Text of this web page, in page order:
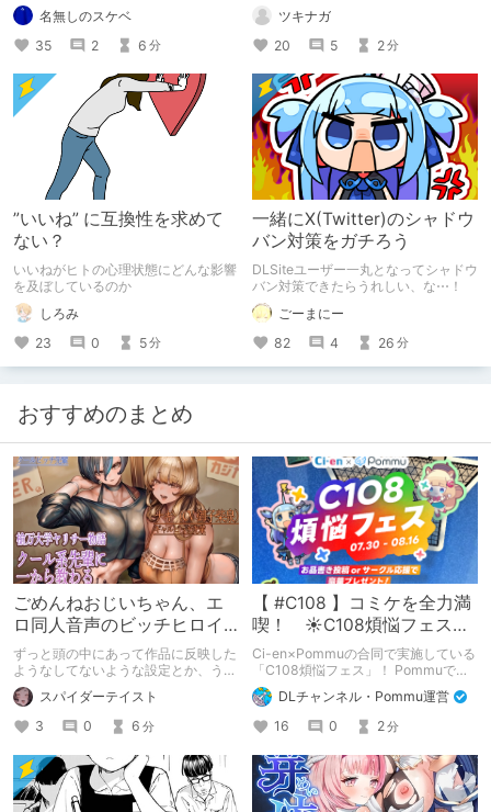
名無しのスケベ
35
2 6 分
ツキナガ
20
5 2分
”いいね” に互換性を求めて
ない？
いいねがヒトの心理状態にどんな影響
を及ぼしているのか
しろみ
23
0 5分
一緒にX(Twitter)のシャドウ
バン対策をガチろう
DLSiteユーザー一丸となってシャドウ
バン対策できたらうれしい、な⋯！
ごーまにー
82
4 26 分
おすすめのまとめ
ごめんねおじいちゃん、エ
ロ同人音声のビッチヒロイ
ンに名前使って～過去作品
コンセプトを思い出そう～
ずっと頭の中にあって作品に反映した
ようなしてないような設定とか、うち
のヒロイン達の名づけの法則とかを頭
の中の映●研の金●さんに「そこにあ
っちゃいけねえんだよ」といわれたの
でとりあえず垂れ流します。
スパイダーテイスト
3
0 6 分
【 #C108 】コミケを全力満
喫！ ☀C108煩悩フェス☀
Pommu版のご案内
Ci-en×Pommuの合同で実施している
「C108煩悩フェス」！ Pommuでの
参加方法について、改めてこちらでも
ご案内いたします！
DLチャンネル・Pommu運営
16
0 2分